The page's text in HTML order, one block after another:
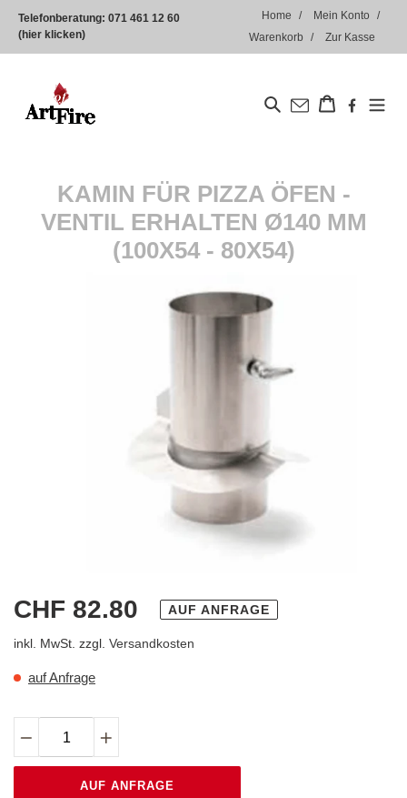
zum
Telefonberatung: 071 461 12 60
(hier klicken)
Home
Mein Konto
Warenkorb
Zur Kasse
Suchen Warenkorb
KAMIN FÜR PIZZA ÖFEN -
VENTIL ERHALTEN Ø140 MM
(100X54 - 80X54)
Normaler
Preis
CHF 82.80 AUF ANFRAGE
inkl. MwSt. zzgl. Versandkosten
auf Anfrage
AUF ANFRAGE